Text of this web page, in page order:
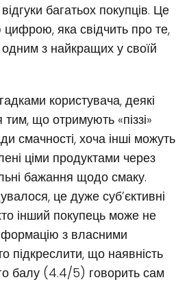
багатьох покупців. Це
яка свідчить про те,
з найкращих у своїй
користувача, деякі
що отримують «піззі»
смачності, хоча інші можуть
ціми продуктами через
бажання щодо смаку.
це дуже суб’єктивні
інший покупець може не
з власними
підкреслити, що наявність
балу (4.4/5) говорить сам